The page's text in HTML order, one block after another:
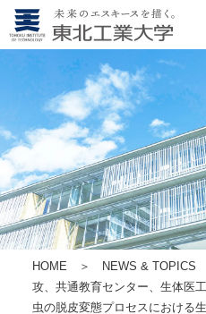
HOME ＞ NEWS & TOPICS
攻、共通教育センター、生体医
虫の脱皮変態プロセスにおける